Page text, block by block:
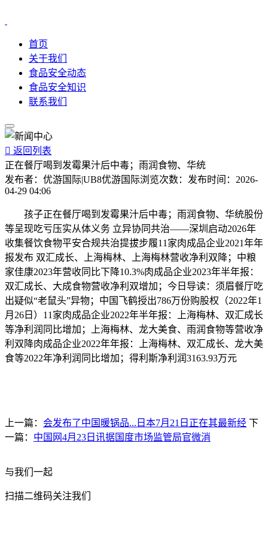
首页
关于我们
食品安全动态
食品安全知识
联系我们
 返回列表
正在餐厅喝到发霉果汁后中毒；雨润食物、华统
发布者： 优游国际|UB8优游国际浏览次数： 发布时间： 2026-
04-29 04:06
孩子正在餐厅喝到发霉果汁后中毒；雨润食物、华统股份
等呈现吃亏压实从体义务 立异协同共治——深圳启动2026年
收集餐饮食物平安合规共治提拔步履11家肉成品企业2021年年
报发布 双汇成长、上海梅林、上海梅林营收净利双降；中粮
家佳康2023年营收同比下降10.3%肉成品企业2023年半年报：
双汇成长、大成食物营收净利双增加；今日导读：须眉餐厅吃
出疑似“老鼠头”异物；中国飞鹤授出786万份购股权（2022年1
月26日）11家肉成品企业2022年半年报：上海梅林、双汇成长
等净利润同比增加；上海梅林、龙大美食、雨润食物等营收净
利双降肉成品企业2022年年报：上海梅林、双汇成长、龙大美
食等2022年净利润同比增加；得利斯净利润3163.93万元
上一篇： 会发布了中国暖锅品...日本7月21日正在其最新经 下
一篇： 中国网4月23日讯据国度市场监管局官微消
与我们一起
扫描二维码关注我们